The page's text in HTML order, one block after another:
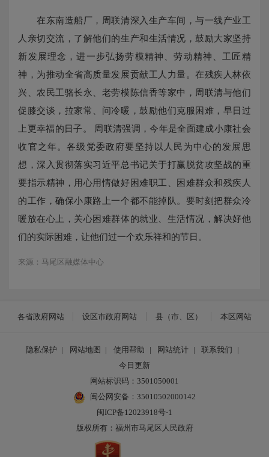
在东南造船厂，周联清深入生产车间，与一线产业工
人亲切交流，了解他们的生产和生活情况，鼓励大家坚持
新发展理念，进一步弘扬劳模精神、劳动精神、工匠精
神，为推动全省高质量发展贡献工人力量。在残疾人林依
兴、农民工骆长永、老劳模陈信香等家中，周联清与他们
促膝交谈，拉家常、问冷暖，鼓励他们克服困难，早日过
上更幸福的日子。 周联清强调，今年是全面建成小康社会
收官之年。各级党委政府要坚持以人民为中心的发展思
想，深入贯彻落实习近平总书记关于打赢脱贫攻坚战的重
要指示精神，用心用情做好困难职工、困难群众和残疾人
的工作，确保小康路上一个都不能掉队。要时刻把群众冷
暖放在心上，关心困难群体的就业、生活情况，解决好他
们的实际困难，让他们过一个欢乐祥和的节日。
来源：马尾区融媒体中心
各省政府网站 设区市政府网站 县（市、区） 本区网站
隐私保护 | 网站地图 | 使用帮助 | 网站统计 | 联系我们
|
今日更新
网站标识码：3501050001
闽公网安备：35010502000142
闽ICP备12023918号-1
版权所有：福州市马尾区人民政府